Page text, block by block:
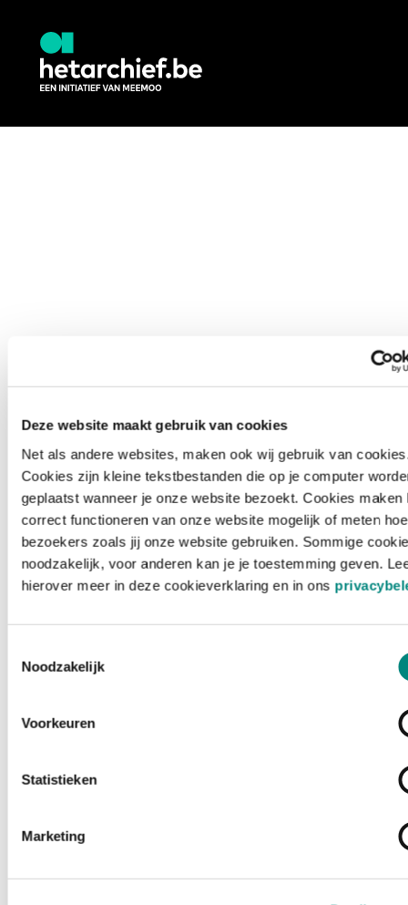
Deze website maakt gebruik van cookies
Net als andere websites, maken ook wij gebruik van
Cookies zijn kleine tekstbestanden die op je computer
geplaatst wanneer je onze website bezoekt. Cookies maken
correct functioneren van onze website mogelijk of meten hoe
bezoekers zoals jij onze website gebruiken. Sommige
noodzakelijk, voor anderen kan je je toestemming geven.
hierover meer in deze cookieverklaring en in ons
Noodzakelijk
Voorkeuren
Statistieken
Marketing